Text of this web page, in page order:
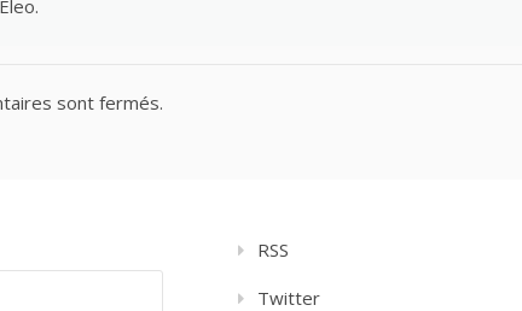
Eleo.
sont fermés.
RSS
Twitter